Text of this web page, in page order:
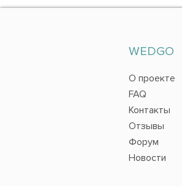
WEDGO
О проекте
FAQ
Контакты
Отзывы
Форум
Новости